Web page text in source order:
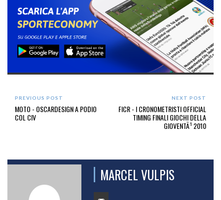
PREVIOUS POST
MOTO - OSCARDESIGN A PODIO
COL CIV
NEXT POST
FICR - I CRONOMETRISTI OFFICIAL
TIMING FINALI GIOCHI DELLA
GIOVENTÃ¹ 2010
MARCEL VULPIS